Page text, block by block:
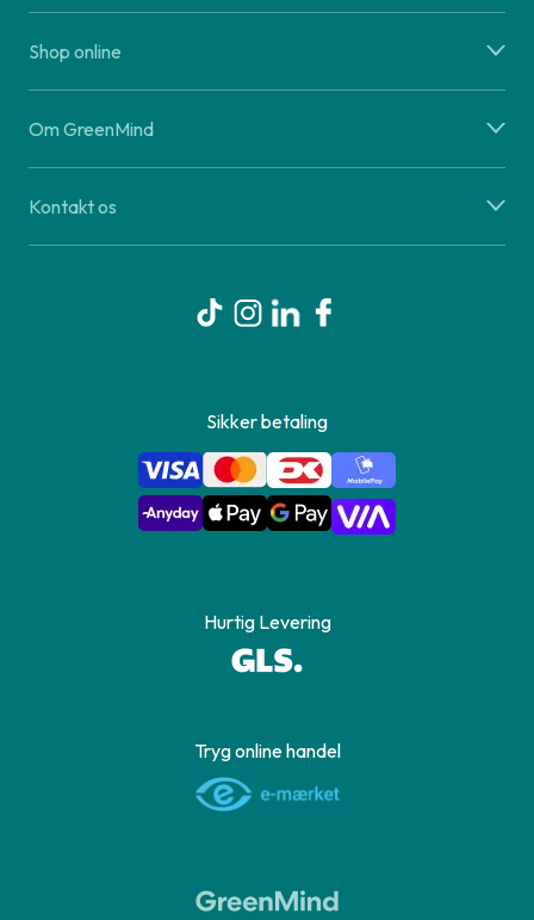
Shop online
Om GreenMind
Kontakt os
Sikker betaling
Hurtig Levering
Tryg online handel